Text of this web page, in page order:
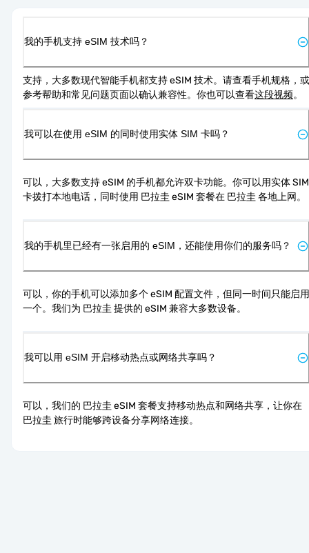
我的手机支持 eSIM 技术吗？
支持，大多数现代智能手机都支持 eSIM 技术。请查看手机规格，或
参考帮助和常见问题页面以确认兼容性。你也可以查看这段视频。
我可以在使用 eSIM 的同时使用实体 SIM 卡吗？
可以，大多数支持 eSIM 的手机都允许双卡功能。你可以用实体 SIM
卡拨打本地电话，同时使用 巴拉圭 eSIM 套餐在 巴拉圭 各地上网。
我的手机里已经有一张启用的 eSIM，还能使用你们的服务吗？
可以，你的手机可以添加多个 eSIM 配置文件，但同一时间只能启用
一个。我们为 巴拉圭 提供的 eSIM 兼容大多数设备。
我可以用 eSIM 开启移动热点或网络共享吗？
可以，我们的 巴拉圭 eSIM 套餐支持移动热点和网络共享，让你在
巴拉圭 旅行时能够跨设备分享网络连接。